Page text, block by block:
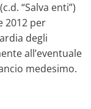
“Salva enti”)
2012 per
degli
all’eventuale
medesimo.